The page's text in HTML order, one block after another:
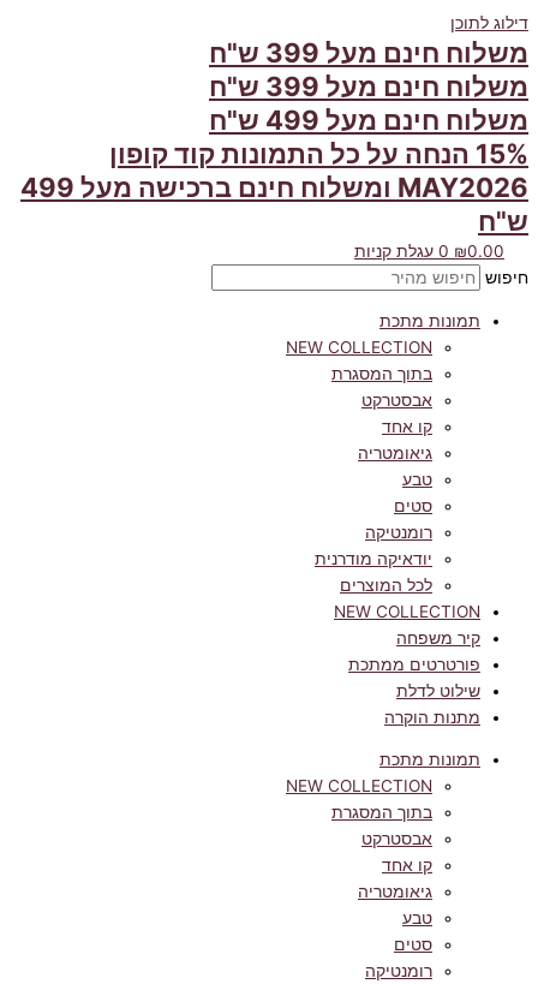
דילוג לתוכן
משלוח חינם מעל 399 ש"ח
משלוח חינם מעל 399 ש"ח
משלוח חינם מעל 499 ש"ח
15% הנחה על כל התמונות קוד קופון
MAY2026 ומשלוח חינם ברכישה מעל 499
ש"ח
₪0.00
0
עגלת קניות
חיפוש
תמונות מתכת
NEW COLLECTION
בתוך המסגרת
אבסטרקט
קו אחד
גיאומטריה
טבע
סטים
רומנטיקה
יודאיקה מודרנית
לכל המוצרים
NEW COLLECTION
קיר משפחה
פורטרטים ממתכת
שילוט לדלת
מתנות הוקרה
תמונות מתכת
NEW COLLECTION
בתוך המסגרת
אבסטרקט
קו אחד
גיאומטריה
טבע
סטים
רומנטיקה